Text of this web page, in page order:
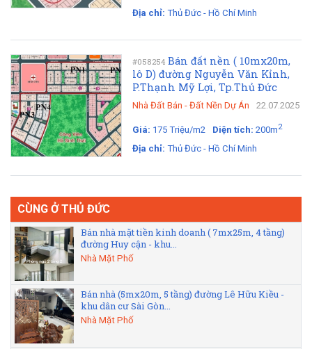
Địa chỉ: Thủ Đức - Hồ Chí Minh
#058254 Bán đất nền ( 10mx20m,
lô D) đường Nguyễn Văn Kỉnh,
P.Thạnh Mỹ Lợi, Tp.Thủ Đức
Nhà Đất Bán - Đất Nền Dự Án 22.07.2025
Giá: 175 Triệu/m2 Diện tích: 200m2
Địa chỉ: Thủ Đức - Hồ Chí Minh
CÙNG Ở THỦ ĐỨC
Bán nhà mặt tiền kinh doanh ( 7mx25m, 4 tầng)
đường Huy cận - khu...
Nhà Mặt Phố
Bán nhà (5mx20m, 5 tầng) đường Lê Hữu Kiều -
khu dân cư Sài Gòn...
Nhà Mặt Phố